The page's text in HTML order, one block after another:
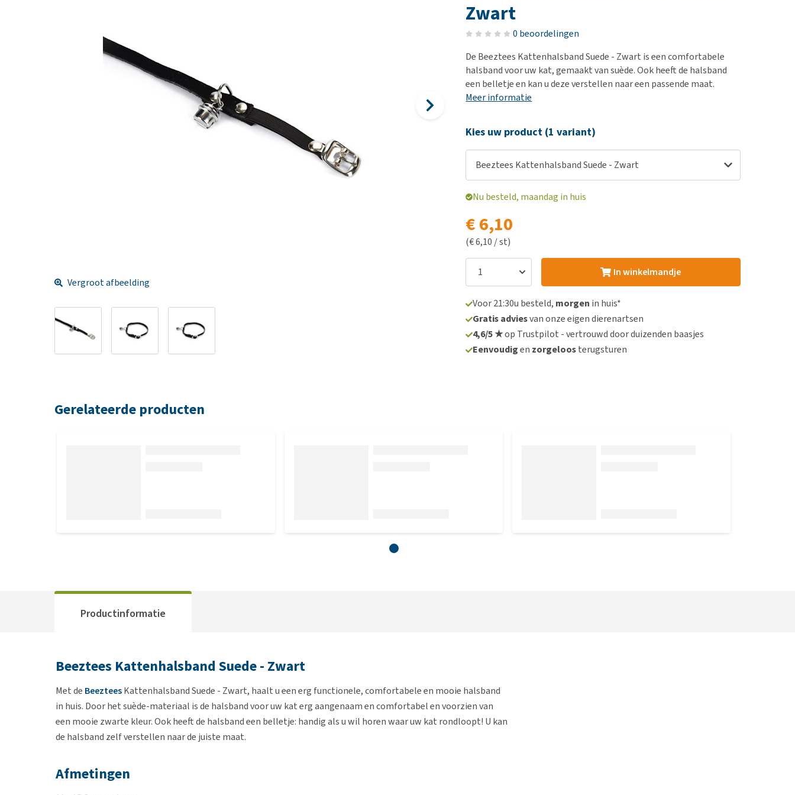
Bekijk alles
Overgewicht en conditie
Spieren, pezen en botten
Vruchtbaarheid
Bekijk alles
Zwart
0 beoordelingen
De Beeztees Kattenhalsband Suede - Zwart is een comfortabele
halsband voor uw kat, gemaakt van suède. Ook heeft de halsband
een belletje en kan u deze verstellen naar een passende maat.
Meer informatie
Vergroot afbeelding
Kies uw product (1 variant)
Beeztees Kattenhalsband Suede - Zwart
Nu besteld, maandag in huis
€ 6,10
(€ 6,10 / st)
In winkelmandje
Voor 21:30u besteld, morgen in huis*
Gratis adviesvan onze eigen dierenartsen
4,6/5 ★op Trustpilot - vertrouwd door duizenden baasjes
Eenvoudigen zorgeloosterugsturen
Gerelateerde producten
Productinformatie
Beeztees Kattenhalsband Suede - Zwart
Met de BeezteesKattenhalsband Suede - Zwart, haalt u een erg functionele, comfortabele en mooie halsband
in huis. Door het suède-materiaal is de halsband voor uw kat erg aangenaam en comfortabel en voorzien van
een mooie zwarte kleur. Ook heeft de halsband een belletje: handig als u wil horen waar uw kat rondloopt! U kan
de halsband zelf verstellen naar de juiste maat.
Afmetingen